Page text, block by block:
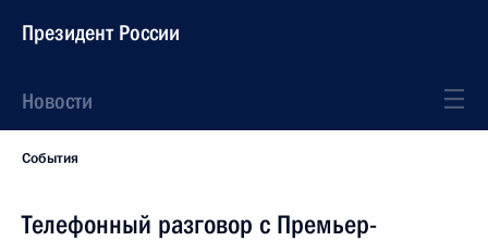
Президент России
Новости
События
Телефонный разговор с Премьер-